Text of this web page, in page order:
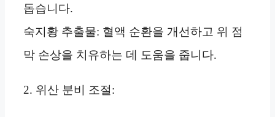
돕습니다.
숙지황 추출물: 혈액 순환을 개선하고 위 점
막 손상을 치유하는 데 도움을 줍니다.
2. 위산 분비 조절: